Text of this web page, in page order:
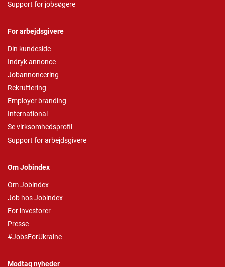
Support for jobsøgere
For arbejdsgivere
Din kundeside
Indryk annonce
Jobannoncering
Rekruttering
Employer branding
International
Se virksomhedsprofil
Support for arbejdsgivere
Om Jobindex
Om Jobindex
Job hos Jobindex
For investorer
Presse
#JobsForUkraine
Modtag nyheder